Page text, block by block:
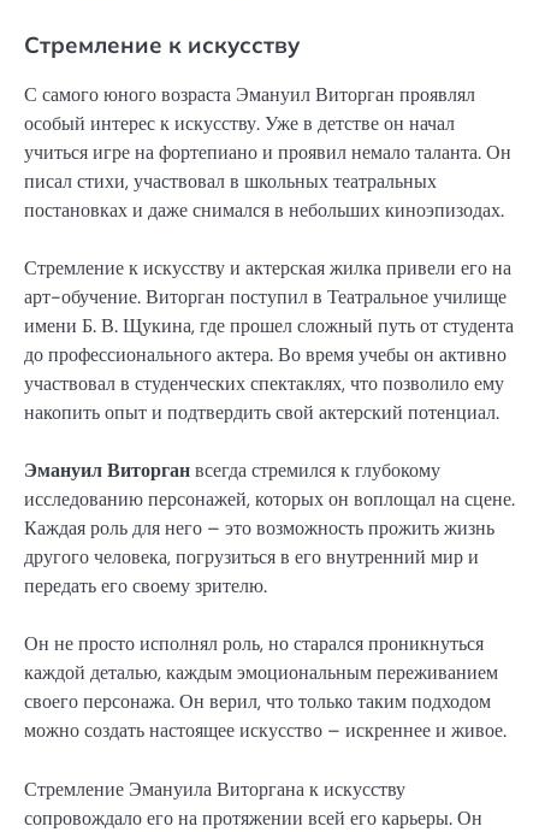
Стремление к искусству
С самого юного возраста Эмануил Виторган проявлял
особый интерес к искусству. Уже в детстве он начал
учиться игре на фортепиано и проявил немало таланта. Он
писал стихи, участвовал в школьных театральных
постановках и даже снимался в небольших киноэпизодах.
Стремление к искусству и актерская жилка привели его на
арт-обучение. Виторган поступил в Театральное училище
имени Б. В. Щукина, где прошел сложный путь от студента
до профессионального актера. Во время учебы он активно
участвовал в студенческих спектаклях, что позволило ему
накопить опыт и подтвердить свой актерский потенциал.
Эмануил Виторганвсегда стремился к глубокому
исследованию персонажей, которых он воплощал на сцене.
Каждая роль для него – это возможность прожить жизнь
другого человека, погрузиться в его внутренний мир и
передать его своему зрителю.
Он не просто исполнял роль, но старался проникнуться
каждой деталью, каждым эмоциональным переживанием
своего персонажа. Он верил, что только таким подходом
можно создать настоящее искусство – искреннее и живое.
Стремление Эмануила Виторгана к искусству
сопровождало его на протяжении всей его карьеры. Он